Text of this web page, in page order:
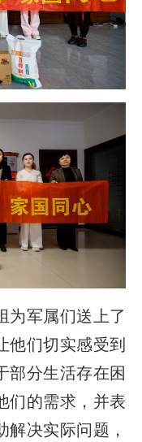
为军属们送上了
他们切实感受到
部分生活存在困
们的需求，并表
决实际问题，